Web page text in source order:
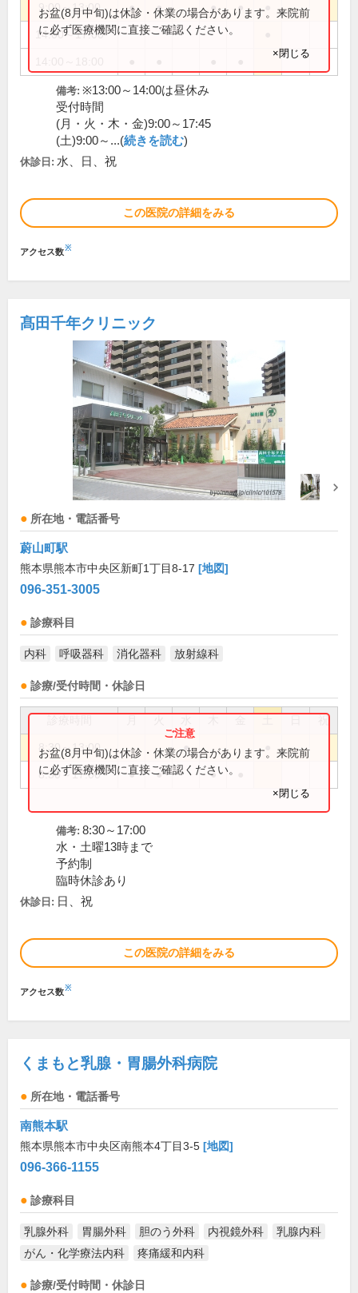
9:00～13:00 ● ● ● ●
14:00～17:00
お盆(8月中旬)は休診・休業の場合があります。来院前
に必ず医療機関に直接ご確認ください。
×閉じる
備考: ※13:00～14:00は昼休み
受付時間
(月・火・木・金)9:00～17:45
(土)9:00～...(続きを読む)
休診日: 水、日、祝
この医院の詳細をみる
アクセス数※
髙田千年クリニック
所在地・電話番号
蔚山町駅
熊本県熊本市中央区新町1丁目8-17 [地図]
096-351-3005
診療科目
内科 呼吸器科 消化器科 放射線科
診療/受付時間・休診日
祝
8:30～13:00 ●
8:30～17:00 ● ● ●
お盆(8月中旬)は休診・休業の場合があります。来院前
に必ず医療機関に直接ご確認ください。
×閉じる
備考: 8:30～17:00
水・土曜13時まで
予約制
臨時休診あり
休診日: 日、祝
この医院の詳細をみる
アクセス数※
くまもと乳腺・胃腸外科病院
所在地・電話番号
南熊本駅
熊本県熊本市中央区南熊本4丁目3-5 [地図]
096-366-1155
診療科目
乳腺外科 胃腸外科 胆のう外科 内視鏡外科
乳腺内科
がん・化学療法内科
疼痛緩和内科
診療/受付時間・休診日